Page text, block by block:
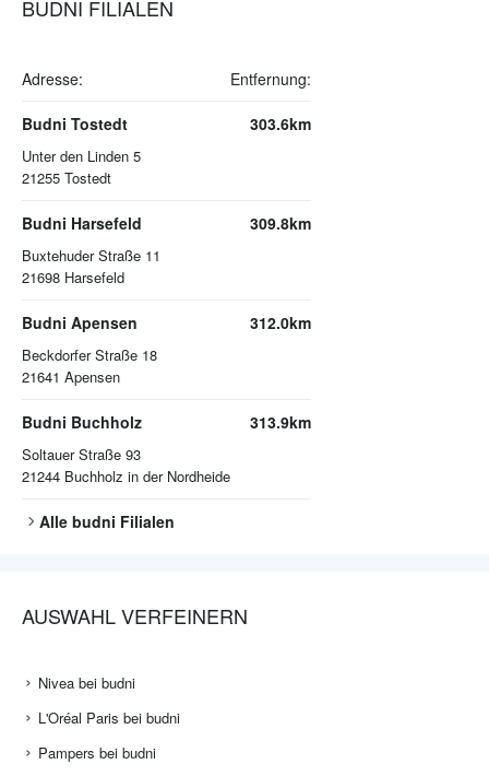
BUDNI FILIALEN
Adresse: Entfernung:
Budni Tostedt
Unter den Linden 5
21255 Tostedt
303.6km
Budni Harsefeld
Buxtehuder Straße 11
21698 Harsefeld
309.8km
Budni Apensen
Beckdorfer Straße 18
21641 Apensen
312.0km
Budni Buchholz
Soltauer Straße 93
21244 Buchholz in der Nordheide
313.9km
Alle budni Filialen
AUSWAHL VERFEINERN
Nivea bei budni
L'Oréal Paris bei budni
Pampers bei budni